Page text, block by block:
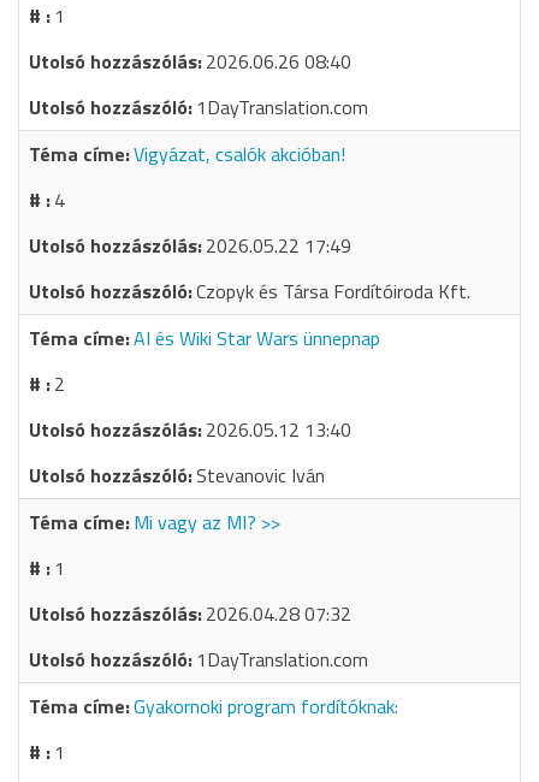
1
2026.06.26 08:40
1DayTranslation.com
Vigyázat, csalók akcióban!
4
2026.05.22 17:49
Czopyk és Társa Fordítóiroda Kft.
AI és Wiki Star Wars ünnepnap
2
2026.05.12 13:40
Stevanovic Iván
Mi vagy az MI? >>
1
2026.04.28 07:32
1DayTranslation.com
Gyakornoki program fordítóknak:
1